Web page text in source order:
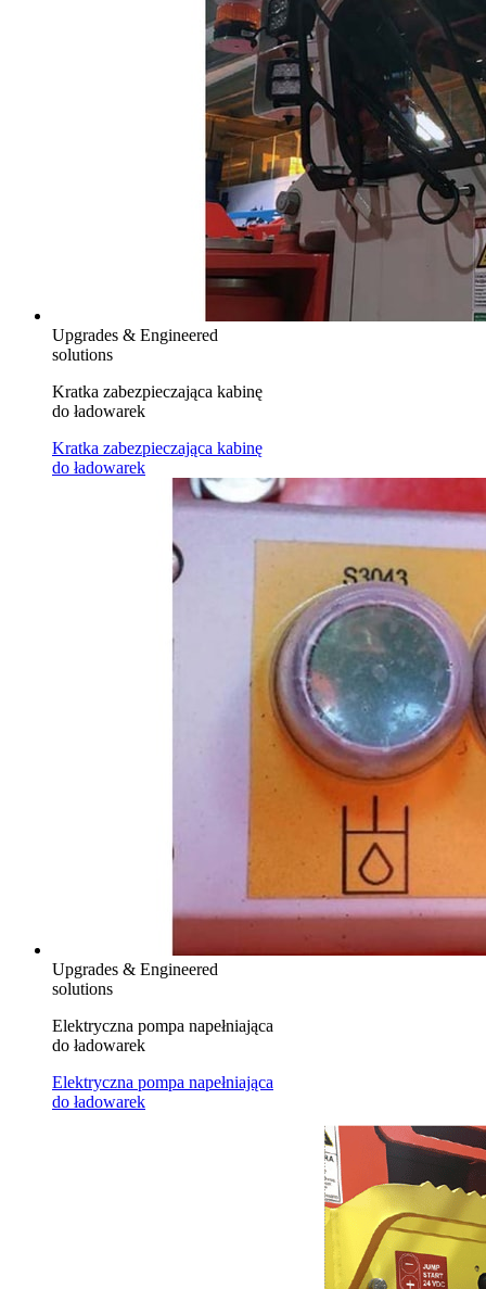
Upgrades & Engineered
solutions
Kratka zabezpieczająca kabinę
do ładowarek
Kratka zabezpieczająca kabinę
do ładowarek
Upgrades & Engineered
solutions
Elektryczna pompa napełniająca
do ładowarek
Elektryczna pompa napełniająca
do ładowarek